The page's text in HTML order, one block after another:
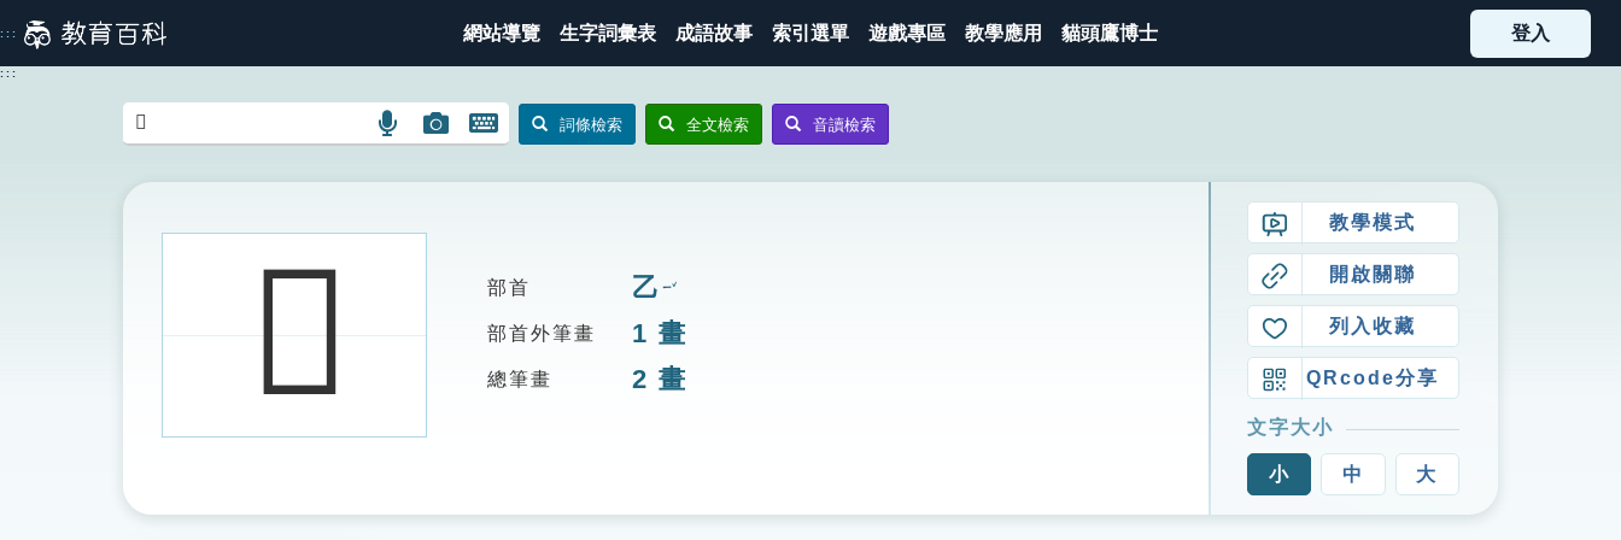
到
主
::: 網站導覽 生字詞彙表 成語故事 索引選單 遊戲專區 教學應用 貓頭鷹博士 登入
:::
語
搜
圖
圖
搜
開
鍵
詞條檢索 全文檢索 音讀檢索
𠃐 部首 乙 ㄧˇ
部首外筆畫 1 畫
總筆畫 2 畫
教學模式
開啟關聯
列入收藏
QRcode分享
文字大小
小 中 大